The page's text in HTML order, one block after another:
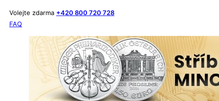
Volejte zdarma +420 800 720 728
FAQ